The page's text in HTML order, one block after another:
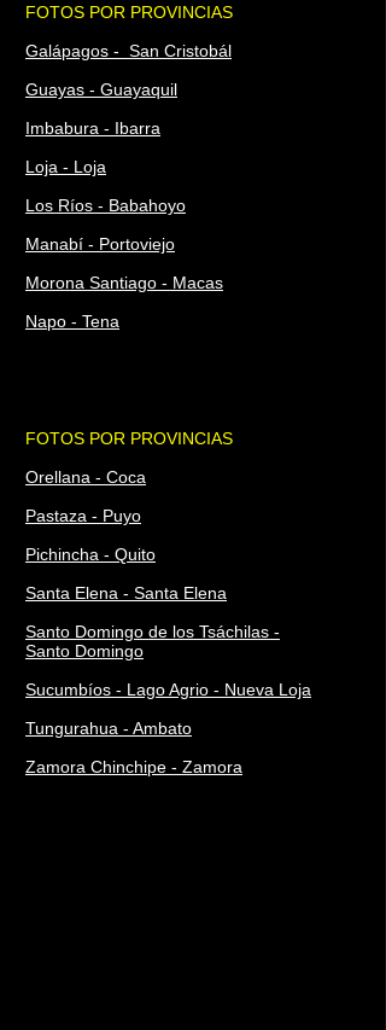
FOTOS POR PROVINCIAS
Galápagos - San Cristobál
Guayas - Guayaquil
Imbabura - Ibarra
Loja - Loja
Los Ríos - Babahoyo
Manabí - Portoviejo
Morona Santiago - Macas
Napo - Tena
FOTOS POR PROVINCIAS
Orellana - Coca
Pastaza - Puyo
Pichincha - Quito
Santa Elena - Santa Elena
Santo Domingo de los Tsáchilas -
Santo Domingo
Sucumbíos - Lago Agrio - Nueva Loja
Tungurahua - Ambato
Zamora Chinchipe - Zamora